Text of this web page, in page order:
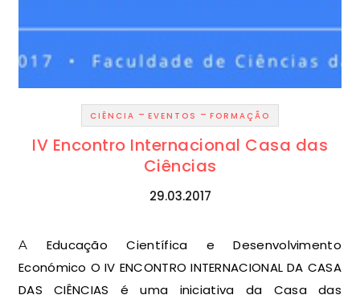
CIÊNCIA - EVENTOS - FORMAÇÃO
IV Encontro Internacional Casa das
Ciências
29.03.2017
A Educação Científica e Desenvolvimento
Económico O IV ENCONTRO INTERNACIONAL DA CASA
DAS CIÊNCIAS é uma iniciativa da Casa das